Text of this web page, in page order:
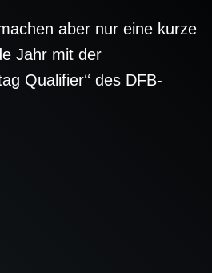
aber nur eine kurze
Jahr mit der
Qualifier‘‘ des DFB-